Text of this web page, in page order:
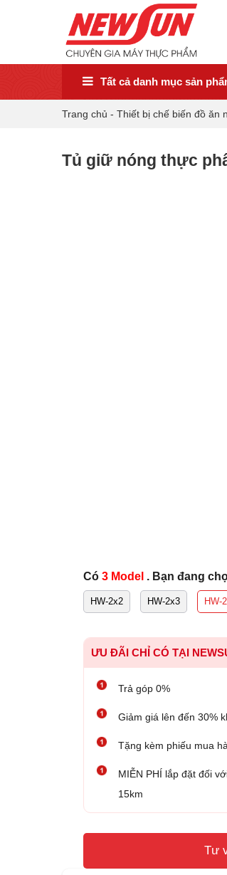
Tất cả danh mục sản
Trang chủ - Thiết bị chế biến đồ ăn
Tủ giữ nóng thực
Có 3 Model . Bạn đang
HW-2x2 HW-2x3 HW-
ƯU ĐÃI CHỈ CÓ TẠI
Trả góp 0%
Giảm giá lên đến 30%
Tặng kèm phiếu mua
MIỄN PHÍ lắp đặt đối
15km
Tư